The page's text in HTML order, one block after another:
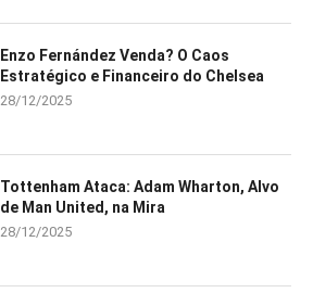
Enzo Fernández Venda? O Caos
Estratégico e Financeiro do Chelsea
28/12/2025
Tottenham Ataca: Adam Wharton, Alvo
de Man United, na Mira
28/12/2025